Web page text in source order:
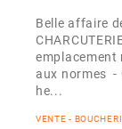
Belle affaire
emplacement
aux normes -
he...
VENTE -